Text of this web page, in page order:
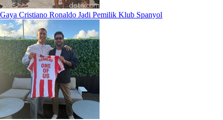
Gaya Cristiano Ronaldo Jadi Pemilik Klub Spanyol